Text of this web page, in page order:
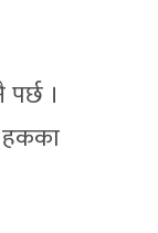
।
हकका